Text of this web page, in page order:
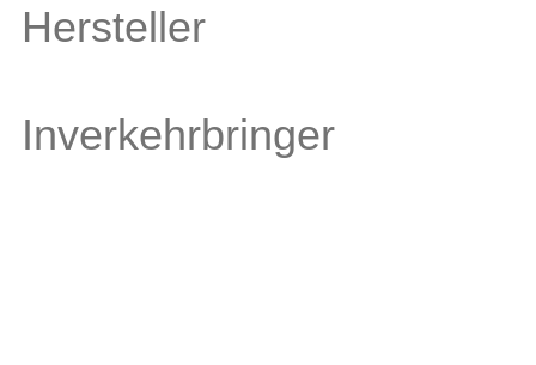
Hersteller
Inverkehrbringer